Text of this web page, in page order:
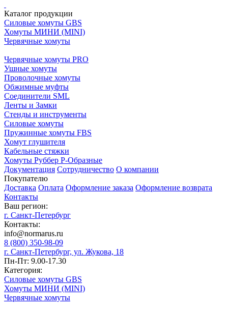
Каталог продукции
Силовые хомуты GBS
Хомуты МИНИ (MINI)
Червячные хомуты
Червячные хомуты PRO
Ушные хомуты
Проволочные хомуты
Обжимные муфты
Соединители SML
Ленты и Замки
Стенды и инструменты
Силовые хомуты
Пружинные хомуты FBS
Хомут глушителя
Кабельные стяжки
Хомуты Руббер Р-Образные
Документация Сотрудничество О компании
Покупателю
Доставка Оплата Оформление заказа Оформление возврата
Контакты
Ваш регион:
г. Санкт-Петербург
Контакты:
info@normarus.ru
8 (800) 350-98-09
г. Санкт-Петербург, ул. Жукова, 18
Пн-Пт: 9.00-17.30
Категория:
Силовые хомуты GBS
Хомуты МИНИ (MINI)
Червячные хомуты